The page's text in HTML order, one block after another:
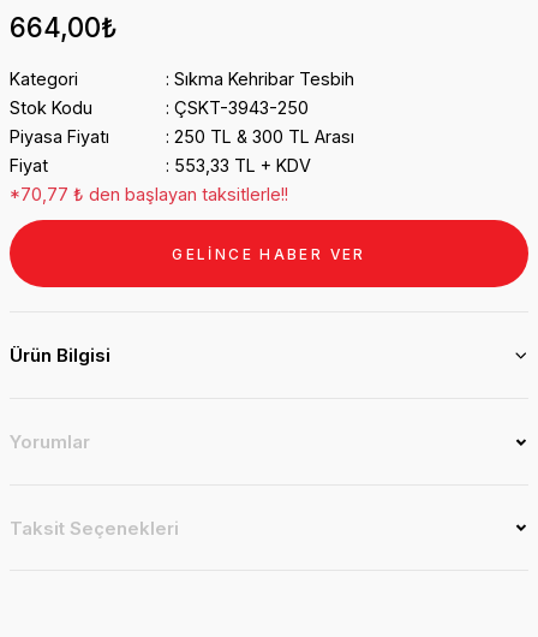
664,00₺
Kategori
Sıkma Kehribar Tesbih
Stok Kodu
ÇSKT-3943-250
Piyasa Fiyatı
250 TL & 300 TL Arası
Fiyat
553,33 TL + KDV
*70,77 ₺ den başlayan taksitlerle!!
GELİNCE HABER VER
Ürün Bilgisi
Yorumlar
Taksit Seçenekleri